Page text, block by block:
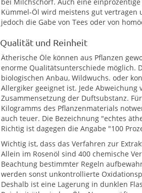
Kümmel-Öl wird meistens gut vertragen
jedoch die Gabe von Tees oder von
Qualität und Reinheit
Ätherische Öle können aus Pflanzen
enorme Qualitätsunterschiede möglich.
biologischen Anbau, Wildwuchs. oder
Allergiker geeignet ist. Jede
Zusammensetzung der Duftsubstanz.
Kilogramms des Pflanzenmaterials
auch teuer. Die Bezeichnung "echtes
Richtig ist dagegen die Angabe "100
Wichtig ist, dass das Verfahren zur
Allein im Rosenöl sind 400 chemische
Beachtung bestimmter Regeln
werden sonst unkontrollierte
Deshalb ist eine Lagerung in dunklen